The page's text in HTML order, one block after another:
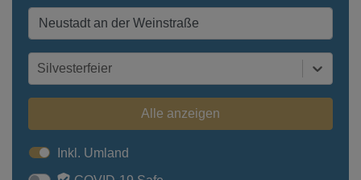
Silvesterfeier
Alle anzeigen
Inkl. Umland